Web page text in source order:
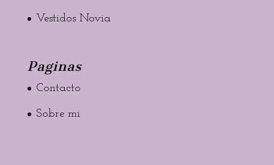
Vestidos Novia
Paginas
Contacto
Sobre mi